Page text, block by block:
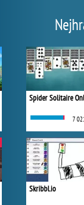
Spider Solitaire
7
Skribbl.io